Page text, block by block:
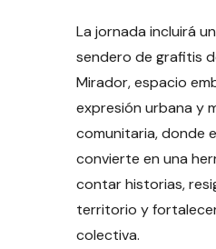
La jornada incluirá
sendero de grafitis
Mirador, espacio
expresión urbana y
comunitaria, donde
convierte en una
contar historias,
territorio y
colectiva.